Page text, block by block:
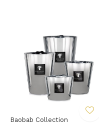
Baobab Collection